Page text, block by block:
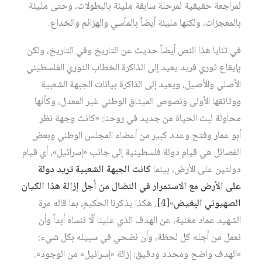
لمراجعة حقيقية لمرحلة سابقة مليئة بالبطولات، وحتى مليئة
بالمعجزات، ولكنها مليئة أيضاً بالمآسي والهزائم والخداع.
في ثنايا هذا النص أيضاً حديث عن التاريخ وفي التاريخ، ولكن
بإيقاع ثوري فريد يعيد إلى الذاكرة الخطاب الثوري الفلسطيني
الأصلي والأصيل، ويعيد إلى الذاكرة بيانات الجبهة الشعبية
ووثائقها الأولى ونصوص الميثاق الوطني غير المعدل، وكأنها
محاولة لبث الحياة من جديد في روحنا: «كانت وجهة نظر
أبو عمار وفتح وعدد كبير من أعضاء المجلس الوطني وبعض
الفصائل هي قيام دولة فلسطينية إلى جانب «إسرائيل»، أي قيام
دولتين على الأرض، بينما كانت الجبهة الشعبية تريد دولة
على الأرض مع الاستمرار في النضال من أجل إزالة هذا الكيان
الصهيوني البغيض»‏
[4]
. هكذا يذكرنا الحكيم، بما قاله مرة
الشهيد عماد مغنية، عن الهدف الذي علينا ألّا ننساه أبداً وأن
نعمل من أجله كل لحظة، وأن نضحي في سبيله بكل شيء:
«الهدف واضح ومحدد ودقيق: إزالة «إسرائيل» من الوجود».